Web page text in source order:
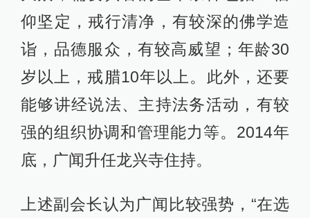
仰坚定，戒行清净，有较深的佛学造
诣，品德服众，有较高威望；年龄30
岁以上，戒腊10年以上。此外，还要
能够讲经说法、主持法务活动，有较
强的组织协调和管理能力等。2014年
底，广闻升任龙兴寺住持。
上述副会长认为广闻比较强势，“在选